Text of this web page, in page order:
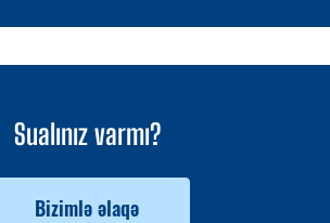
Sualınız varmı?
Bizimlə əlaqə